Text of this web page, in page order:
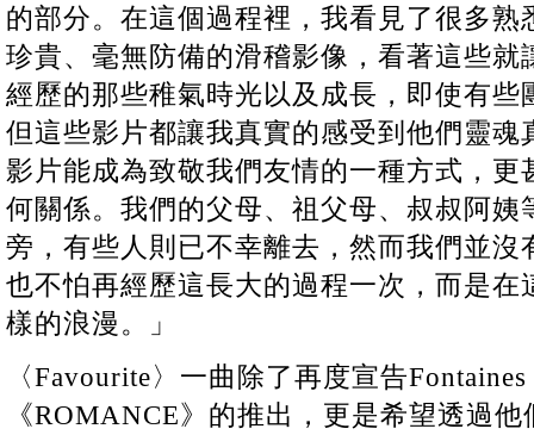
的部分。在這個過程裡，我看見了很多
珍貴、毫無防備的滑稽影像，看著這些就
經歷的那些稚氣時光以及成長，即使有些
但這些影片都讓我真實的感受到他們靈魂
影片能成為致敬我們友情的一種方式，更
何關係。我們的父母、祖父母、叔叔阿姨
旁，有些人則已不幸離去，然而我們並沒
也不怕再經歷這長大的過程一次，而是在
樣的浪漫。」
〈Favourite〉一曲除了再度宣告
《ROMANCE》的推出，更是希望透過